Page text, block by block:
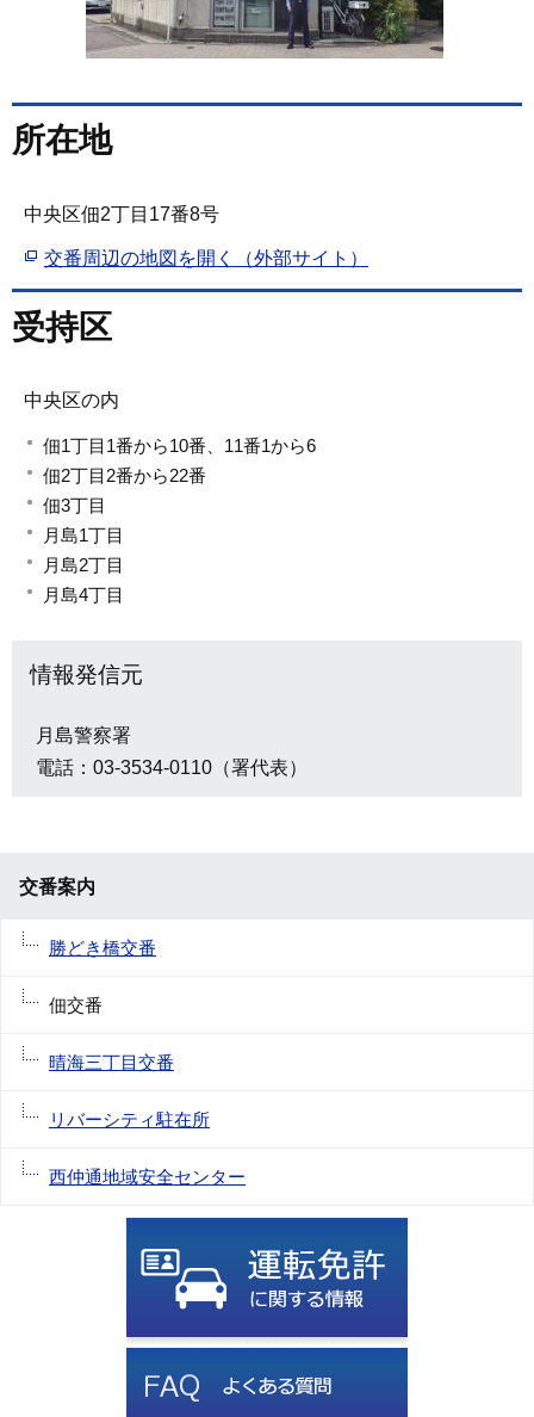
所在地
中央区佃2丁目17番8号
交番周辺の地図を開く（外部サイト）
受持区
中央区の内
佃1丁目1番から10番、11番1から6
佃2丁目2番から22番
佃3丁目
月島1丁目
月島2丁目
月島4丁目
情報発信元
月島警察署
電話：03-3534-0110（署代表）
交番案内
勝どき橋交番
佃交番
晴海三丁目交番
リバーシティ駐在所
西仲通地域安全センター